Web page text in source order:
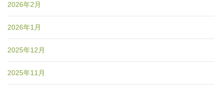
2026年2月
2026年1月
2025年12月
2025年11月